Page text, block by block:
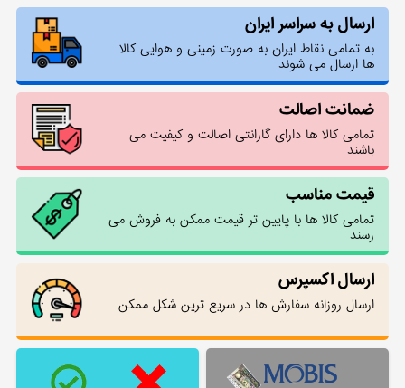
ارسال به سراسر ایران
به تمامی نقاط ایران به صورت زمینی و هوایی کالا
ها ارسال می شوند
ضمانت اصالت
تمامی کالا ها دارای گارانتی اصالت و کیفیت می
باشند
قیمت مناسب
تمامی کالا ها با پایین تر قیمت ممکن به فروش می
رسند
ارسال اکسپرس
ارسال روزانه سفارش ها در سریع ترین شکل ممکن